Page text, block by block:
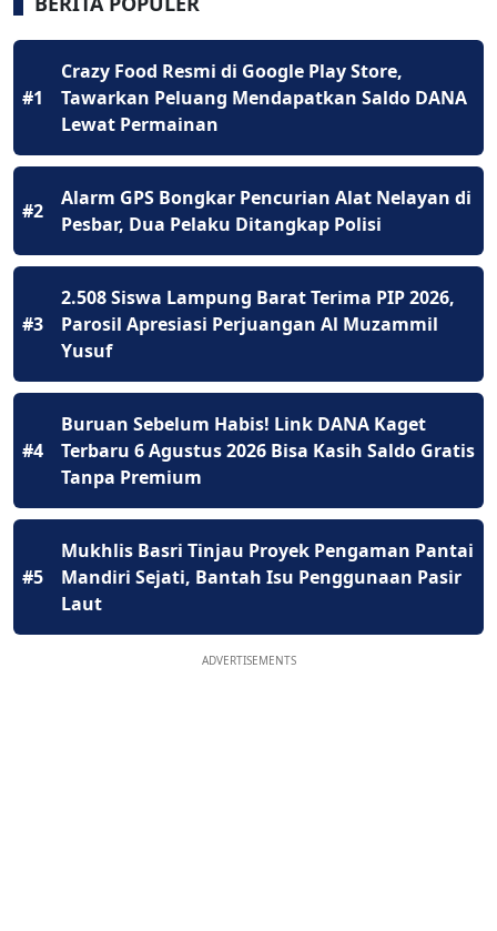
#1
Crazy Food Resmi di Google Play Store,
Tawarkan Peluang Mendapatkan Saldo DANA
Lewat Permainan
#2
Alarm GPS Bongkar Pencurian Alat Nelayan di
Pesbar, Dua Pelaku Ditangkap Polisi
#3
2.508 Siswa Lampung Barat Terima PIP 2026,
Parosil Apresiasi Perjuangan Al Muzammil
Yusuf
#4
Buruan Sebelum Habis! Link DANA Kaget
Terbaru 6 Agustus 2026 Bisa Kasih Saldo Gratis
Tanpa Premium
#5
Mukhlis Basri Tinjau Proyek Pengaman Pantai
Mandiri Sejati, Bantah Isu Penggunaan Pasir
Laut
ADVERTISEMENTS